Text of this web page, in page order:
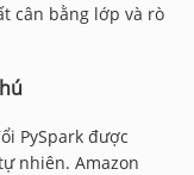
cân bằng lớp và rò
PySpark được
nhiên. Amazon